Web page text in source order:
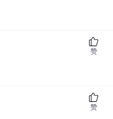
赞
赞